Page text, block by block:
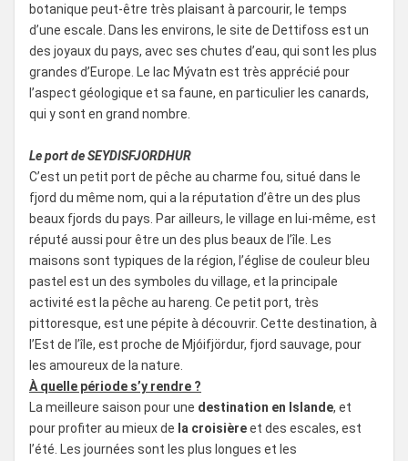
botanique peut-être très plaisant à parcourir, le temps
d’une escale. Dans les environs, le site de Dettifoss est un
des joyaux du pays, avec ses chutes d’eau, qui sont les plus
grandes d’Europe. Le lac Mývatn est très apprécié pour
l’aspect géologique et sa faune, en particulier les canards,
qui y sont en grand nombre.
Le port de SEYDISFJORDHUR
C’est un petit port de pêche au charme fou, situé dans le
fjord du même nom, qui a la réputation d’être un des plus
beaux fjords du pays. Par ailleurs, le village en lui-même, est
réputé aussi pour être un des plus beaux de l’île. Les
maisons sont typiques de la région, l’église de couleur bleu
pastel est un des symboles du village, et la principale
activité est la pêche au hareng. Ce petit port, très
pittoresque, est une pépite à découvrir. Cette destination, à
l’Est de l’île, est proche de Mjóifjördur, fjord sauvage, pour
les amoureux de la nature.
À quelle période s’y rendre ?
La meilleure saison pour une destination en Islande, et
pour profiter au mieux de la croisièreet des escales, est
l’été. Les journées sont les plus longues et les